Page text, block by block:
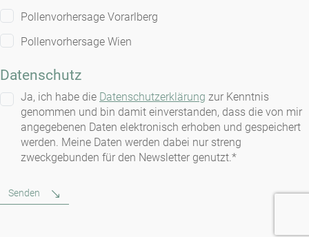
Pollenvorhersage Vorarlberg
Pollenvorhersage Wien
Datenschutz
Ja, ich habe die Datenschutzerklärung zur Kenntnis
genommen und bin damit einverstanden, dass die von mir
angegebenen Daten elektronisch erhoben und gespeichert
werden. Meine Daten werden dabei nur streng
zweckgebunden für den Newsletter genutzt.*
Senden